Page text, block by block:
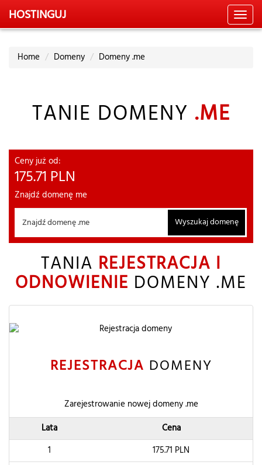
HOSTINGUJ
Home Domeny Domeny .me
TANIE DOMENY .ME
Ceny już od:
175.71 PLN
Znajdź domenę me
Wyszukaj domenę
TANIA REJESTRACJA I
ODNOWIENIE DOMENY .ME
REJESTRACJA DOMENY
Zarejestrowanie nowej domeny .me
Lata
Cena
1
175.71 PLN